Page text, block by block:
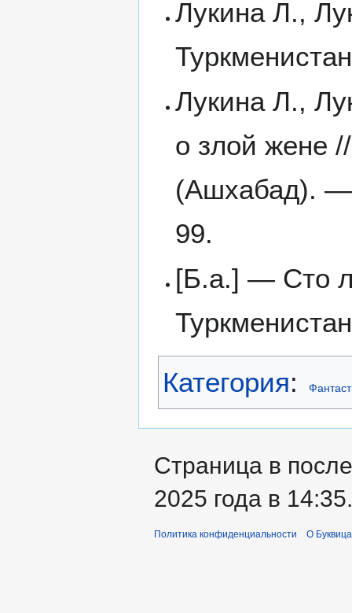
Лукина Л.,
Лукина Л.,
о злой жене
(Ашхабад).
99.
[Б.а.] — Сто
Категория:
Страница в
2025 года в 14:35.
Политика конфиденциальности О Буквица